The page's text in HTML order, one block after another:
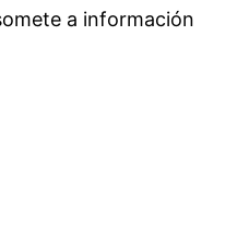
a información